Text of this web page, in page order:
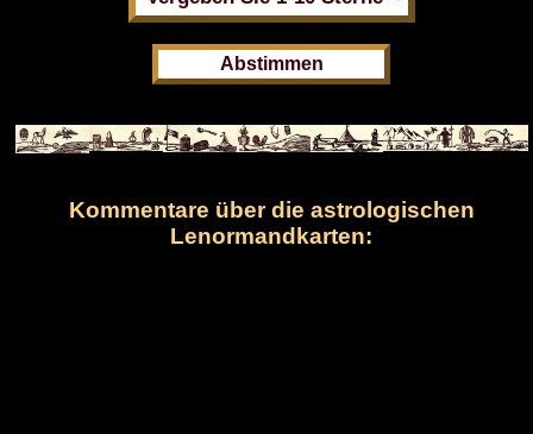
Kommentare über die astrologischen
Lenormandkarten: